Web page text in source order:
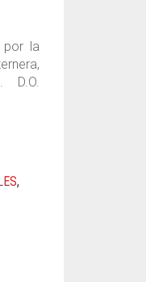
por la
D.O.
,